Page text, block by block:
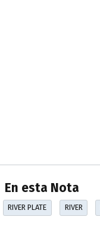
En esta Nota
RIVER PLATE RIVER